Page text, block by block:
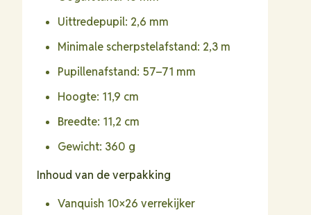
Uittredepupil: 2,6 mm
Minimale scherpstelafstand: 2,3 m
Pupillenafstand: 57–71 mm
Hoogte: 11,9 cm
Breedte: 11,2 cm
Gewicht: 360 g
Inhoud van de verpakking
Vanquish 10×26 verrekijker